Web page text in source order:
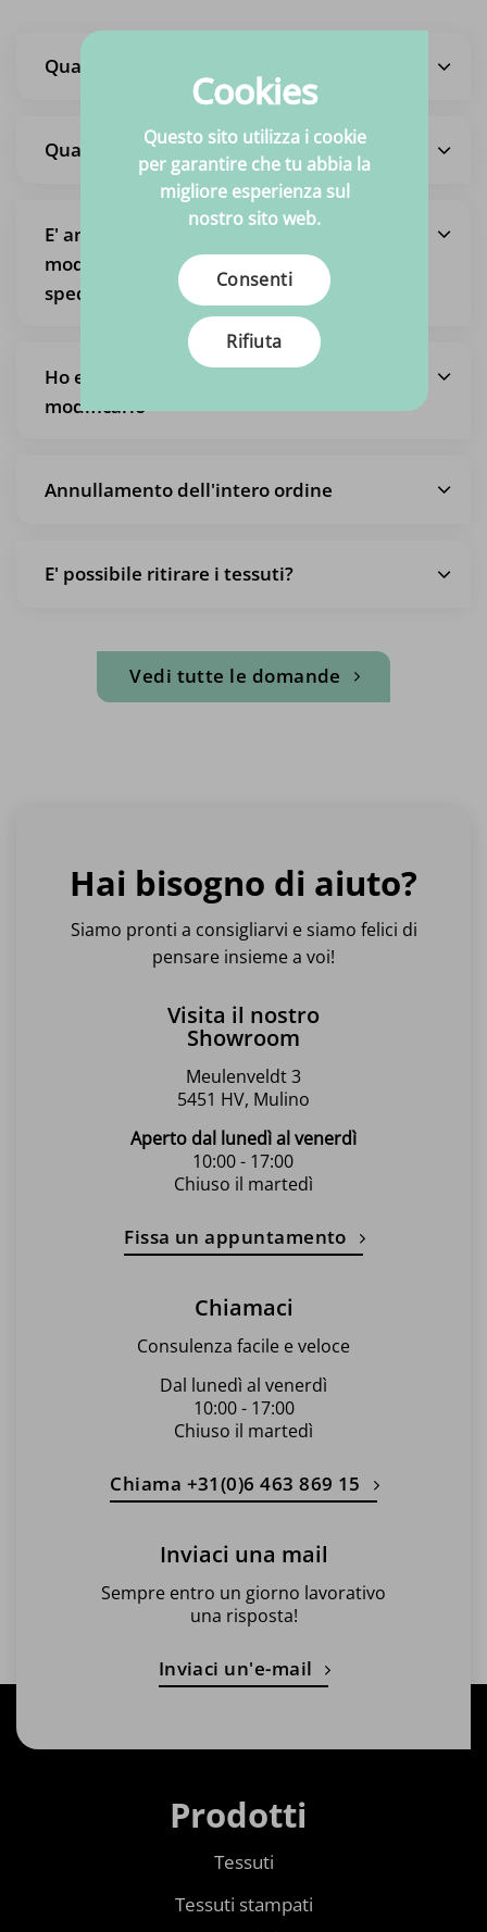
Quali sono i tempi di consegna?
Quali sono i costi di spedizione?
E' anche possibile ritirare un ordine, in
modo da non pagare le spese di
spedizione?
Ho effettuato un ordine ma voglio
modificarlo
Annullamento dell'intero ordine
E' possibile ritirare i tessuti?
Vedi tutte le domande
Hai bisogno di aiuto?
Siamo pronti a consigliarvi e siamo felici di
pensare insieme a voi!
Visita il nostro
Showroom
Meulenveldt 3
5451 HV, Mulino
Aperto dal lunedì al venerdì
10:00 - 17:00
Chiuso il martedì
Fissa un appuntamento
Chiamaci
Consulenza facile e veloce
Dal lunedì al venerdì
10:00 - 17:00
Chiuso il martedì
Chiama +31(0)6 463 869 15
Inviaci una mail
Sempre entro un giorno lavorativo
una risposta!
Inviaci un'e-mail
Prodotti
Tessuti
Tessuti stampati
Cookies
Questo sito utilizza i cookie
per garantire che tu abbia la
migliore esperienza sul
nostro sito web.
Consenti
Rifiuta